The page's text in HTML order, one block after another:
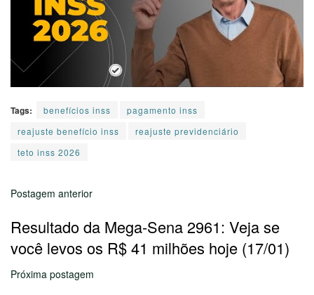
Tags: benefícios inss
pagamento inss
reajuste benefício inss
reajuste previdenciário
teto inss 2026
Postagem anterior
Resultado da Mega-Sena 2961: Veja se
você levos os R$ 41 milhões hoje (17/01)
Próxima postagem